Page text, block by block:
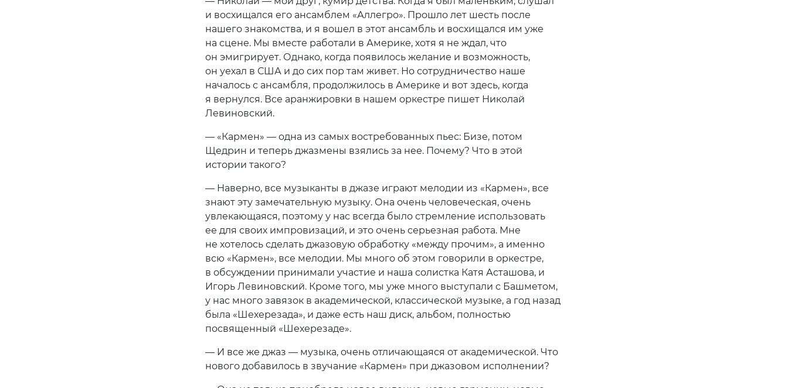
и восхищался его ансамблем «Аллегро». Прошло лет шесть после
нашего знакомства, и я вошел в этот ансамбль и восхищался им уже
на сцене. Мы вместе работали в Америке, хотя я не ждал, что
он эмигрирует. Однако, когда появилось желание и возможность,
он уехал в США и до сих пор там живет. Но сотрудничество наше
началось с ансамбля, продолжилось в Америке и вот здесь, когда
я вернулся. Все аранжировки в нашем оркестре пишет Николай
Левиновский.
— «Кармен» — одна из самых востребованных пьес: Бизе, потом
Щедрин и теперь джазмены взялись за нее. Почему? Что в этой
истории такого?
— Наверно, все музыканты в джазе играют мелодии из «Кармен», все
знают эту замечательную музыку. Она очень человеческая, очень
увлекающаяся, поэтому у нас всегда было стремление использовать
ее для своих импровизаций, и это очень серьезная работа. Мне
не хотелось сделать джазовую обработку «между прочим», а именно
всю «Кармен», все мелодии. Мы много об этом говорили в оркестре,
в обсуждении принимали участие и наша солистка Катя Асташова, и
Игорь Левиновский. Кроме того, мы уже много выступали с Башметом,
у нас много завязок в академической, классической музыке, а год назад
была «Шехерезада», и даже есть наш диск, альбом, полностью
посвященный «Шехерезаде».
— И все же джаз — музыка, очень отличающаяся от академической. Что
нового добавилось в звучание «Кармен» при джазовом исполнении?